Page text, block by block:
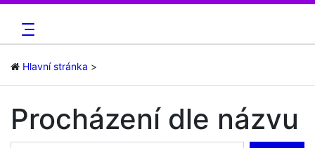
Hlavní stránka
Procházení dle názvu